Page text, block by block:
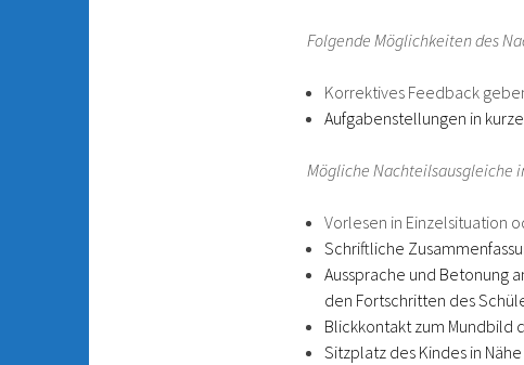
Folgende Möglichkeiten des
Korrektives Feedback
Aufgabenstellungen in
Mögliche Nachteilsausgleiche
Vorlesen in Einzelsituation
Schriftliche
Aussprache und Betonung
den Fortschritten des
Blickkontakt zum Mundbild
Sitzplatz des Kindes in